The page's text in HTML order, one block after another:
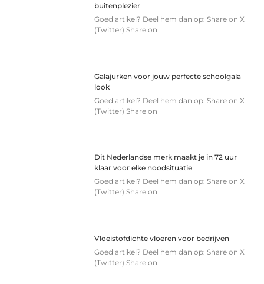
buitenplezier
Goed artikel? Deel hem dan op: Share on X
(Twitter) Share on
Galajurken voor jouw perfecte schoolgala
look
Goed artikel? Deel hem dan op: Share on X
(Twitter) Share on
Dit Nederlandse merk maakt je in 72 uur
klaar voor elke noodsituatie
Goed artikel? Deel hem dan op: Share on X
(Twitter) Share on
Vloeistofdichte vloeren voor bedrijven
Goed artikel? Deel hem dan op: Share on X
(Twitter) Share on